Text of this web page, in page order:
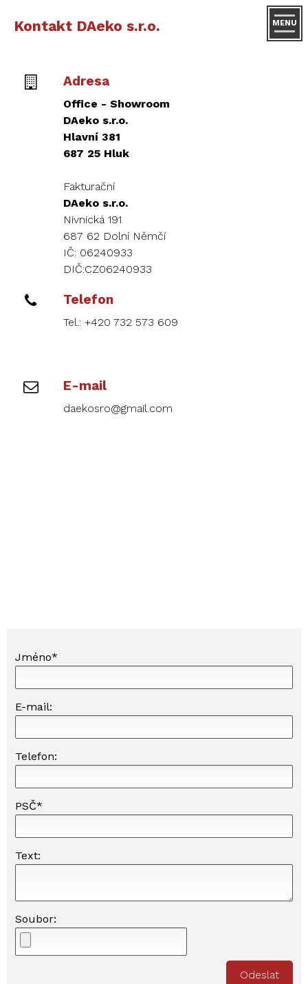
MENU
Kontakt DAeko s.r.o.
Adresa
Office - Showroom
DAeko s.r.o.
Hlavní 381
687 25 Hluk
Fakturační
DAeko s.r.o.
Nivnická 191
687 62 Dolní Němčí
IČ: 06240933
DIČ:CZ06240933
Telefon
Tel.: +420 732 573 609
E-mail
daekosro@gmail.com
Jméno*
E-mail:
Telefon:
PSČ*
Text:
Soubor:
Odeslat